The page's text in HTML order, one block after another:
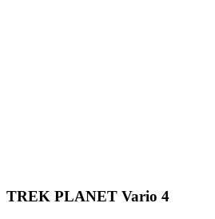
TREK PLANET Vario 4